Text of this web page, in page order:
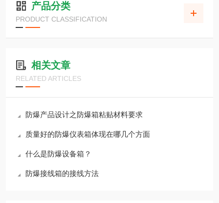
产品分类
PRODUCT CLASSIFICATION
相关文章
RELATED ARTICLES
防爆产品设计之防爆箱粘贴材料要求
质量好的防爆仪表箱体现在哪几个方面
什么是防爆设备箱？
防爆接线箱的接线方法